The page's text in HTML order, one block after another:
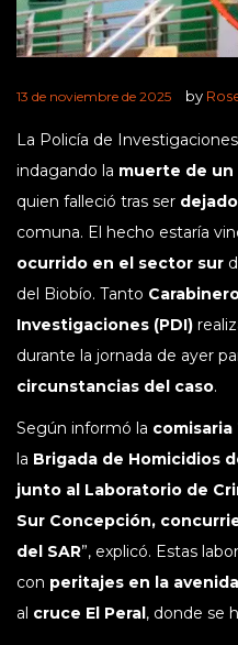
13 de noviembre de 2025 by
La Policía de
indagando la muerte de un
quien falleció tras ser
comuna. El hecho estaría
ocurrido en el sector sur
del Biobío. Tanto
Investigaciones (PDI)
durante la jornada de ayer
circunstancias del caso.
Según informó la comisaria
la Brigada de Homicidios
junto al Laboratorio de
Sur Concepción,
del SAR”, explicó. Estas
con peritajes en la
al cruce El Peral, donde se